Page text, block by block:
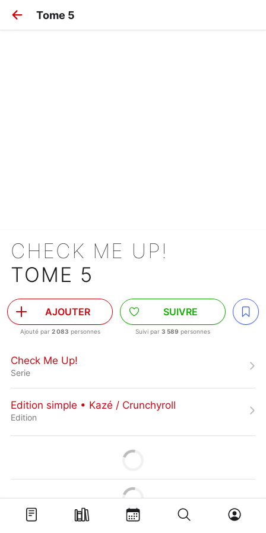
Tome 5
CHECK ME UP!
TOME 5
AJOUTER
Ajouté par 2 083 personnes
SUIVRE
Suivi par 3 589 personnes
Check Me Up!
Serie
Edition simple • Kazé / Crunchyroll
Edition